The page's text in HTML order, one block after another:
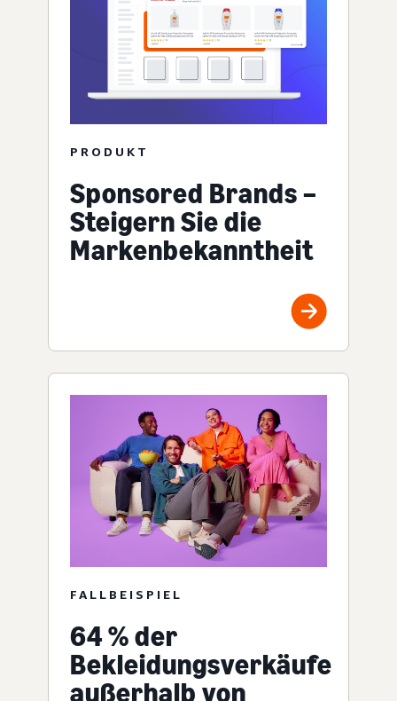
PRODUKT
Sponsored Brands –
Steigern Sie die
Markenbekanntheit
FALLBEISPIEL
64 % der
Bekleidungsverkäufe
außerhalb von